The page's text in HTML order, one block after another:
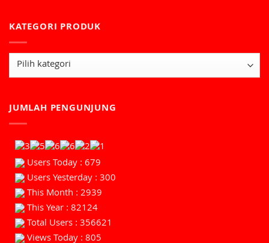
KATEGORI PRODUK
JUMLAH PENGUNJUNG
Users Today : 679
Users Yesterday : 300
This Month : 2939
This Year : 82124
Total Users : 356621
Views Today : 805